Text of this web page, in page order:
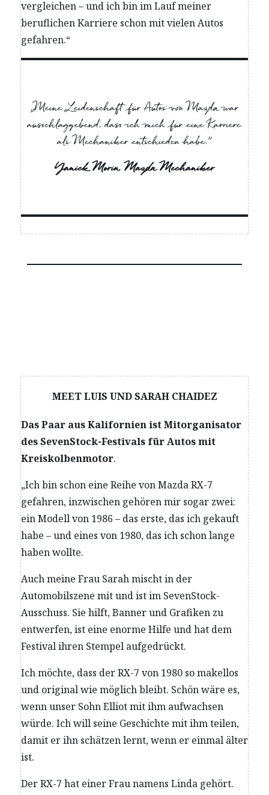
vergleichen – und ich bin im Lauf meiner
beruflichen Karriere schon mit vielen Autos
gefahren.“
„Meine Leidenschaft für Autos von Mazda war
ausschlaggebend, dass ich mich für eine Karriere
als Mechaniker entschieden habe.”
Yanick Morin, Mazda Mechaniker
MEET LUIS UND SARAH CHAIDEZ
Das Paar aus Kalifornien ist Mitorganisator
des SevenStock-Festivals für Autos mit
Kreiskolbenmotor.
„Ich bin schon eine Reihe von Mazda RX-7
gefahren, inzwischen gehören mir sogar zwei:
ein Modell von 1986 – das erste, das ich gekauft
habe – und eines von 1980, das ich schon lange
haben wollte.
Auch meine Frau Sarah mischt in der
Automobilszene mit und ist im SevenStock-
Ausschuss. Sie hilft, Banner und Grafiken zu
entwerfen, ist eine enorme Hilfe und hat dem
Festival ihren Stempel aufgedrückt.
Ich möchte, dass der RX-7 von 1980 so makellos
und original wie möglich bleibt. Schön wäre es,
wenn unser Sohn Elliot mit ihm aufwachsen
würde. Ich will seine Geschichte mit ihm teilen,
damit er ihn schätzen lernt, wenn er einmal älter
ist.
Der RX-7 hat einer Frau namens Linda gehört.